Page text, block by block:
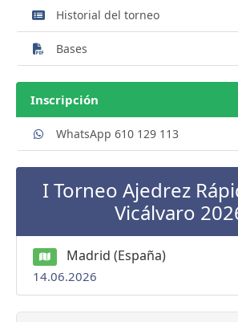
Historial del torneo
Bases
Inscripción
WhatsApp 610 129 113
I Torneo Ajedrez
Vicálvaro
Madrid (España)
14.06.2026